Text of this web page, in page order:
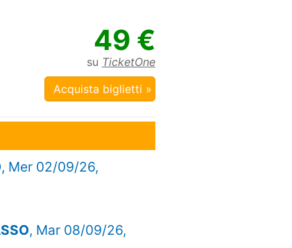
49 €
su TicketOne
Acquista biglietti »
, Mer 02/09/26,
, Mar 08/09/26,